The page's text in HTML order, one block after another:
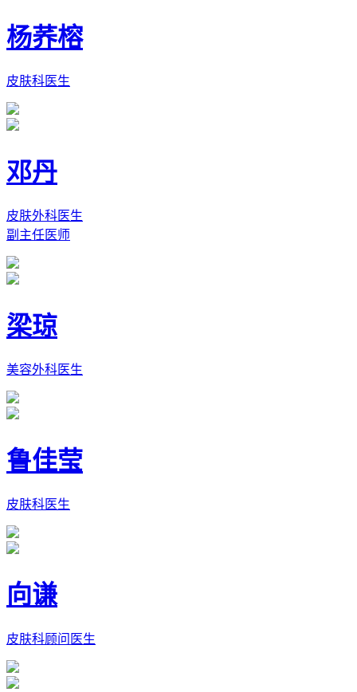
杨荞榕
皮肤科医生
邓丹
皮肤外科医生
副主任医师
梁琼
美容外科医生
鲁佳莹
皮肤科医生
向谦
皮肤科顾问医生